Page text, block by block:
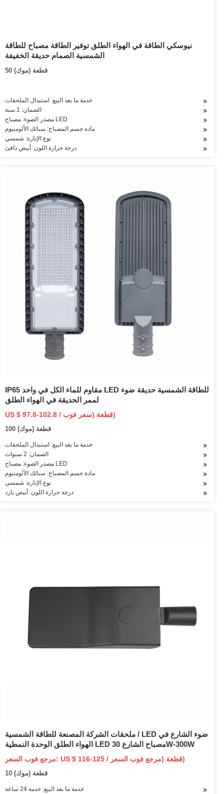
نيوسكي الطاقة في الهواء الطلق توفير الطاقة مصباح للطاقة
الشمسية الصمام حديقة الخفيفة
50 قطعة (موك)
خدمة ما بعد البيع: استبدال الملحقات
الضمان: 1 سنة
مصدر الضوء: مصباح LED
مادة جسم المصباح: سبائك الألومنيوم
نوع الإنارة: شمسي
درجة حرارة اللون: أبيض دافئ
IP65 مقاوم للماء الكل في واحد LED للطاقة الشمسية حديقة ضوء
لممر الحديقة في الهواء الطلق
US $ 97.8-102.8 / قطعة (سعر فوب)
100 قطعة (موك)
خدمة ما بعد البيع: استبدال الملحقات
الضمان: 2 سنوات
مصدر الضوء: مصباح LED
مادة جسم المصباح: سبائك الألومنيوم
نوع الإنارة: شمسي
درجة حرارة اللون: أبيض بارد
ملحقات الشركة المصنعة للطاقة الشمسية / LED ضوء الشارع في
الهواء الطلق الوحدة النمطية LED مصباح الشارع 30W-300W
مرجع فوب السعر: US $ 116-125 / قطعة (مرجع فوب السعر)
10 قطعة (موك)
خدمة ما بعد البيع: خدمة 24 ساعة